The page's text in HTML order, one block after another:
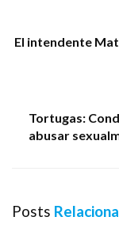
El intendente
Tortugas:
abusar
Posts